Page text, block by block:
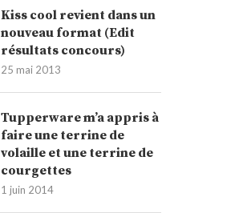
Kiss cool revient dans un
nouveau format (Edit
résultats concours)
25 mai 2013
Tupperware m’a appris à
faire une terrine de
volaille et une terrine de
courgettes
1 juin 2014